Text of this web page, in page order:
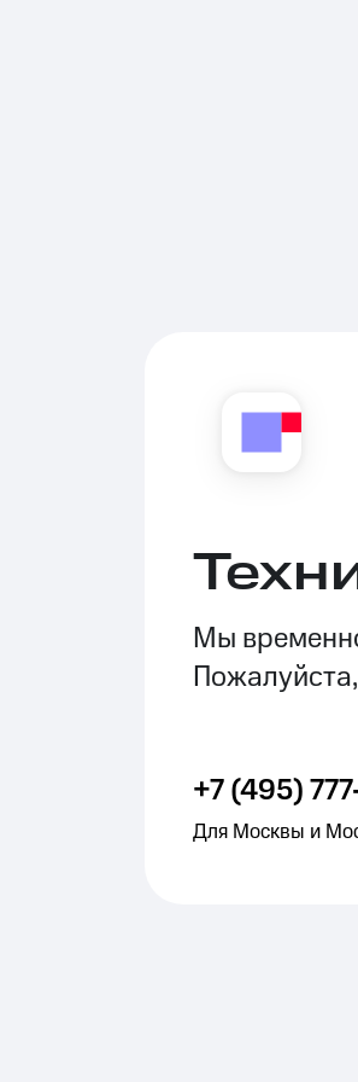
Мы
+7 (495)
Для Москвы и